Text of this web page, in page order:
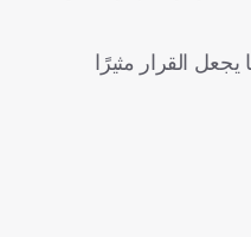
القرار مثيرًا